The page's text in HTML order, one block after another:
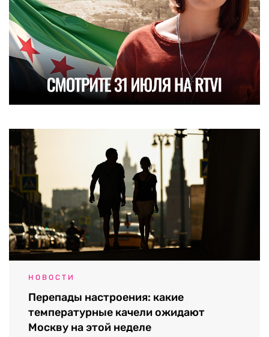
НОВОСТИ
Перепады настроения: какие
температурные качели ожидают
Москву на этой неделе